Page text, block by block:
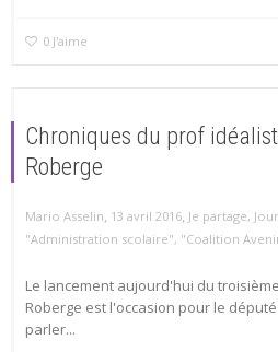
0 J'aime
Chroniques du prof
Roberge
Mario Asselin, 13 avril 2016, Je partage,
"Administration scolaire", "Coalition
Le lancement aujourd'hui du
Roberge est l'occasion pour le
parler...